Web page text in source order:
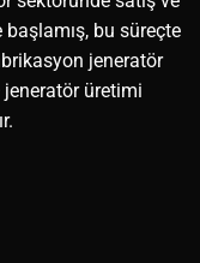
bu süreçte
jeneratör
üretimi